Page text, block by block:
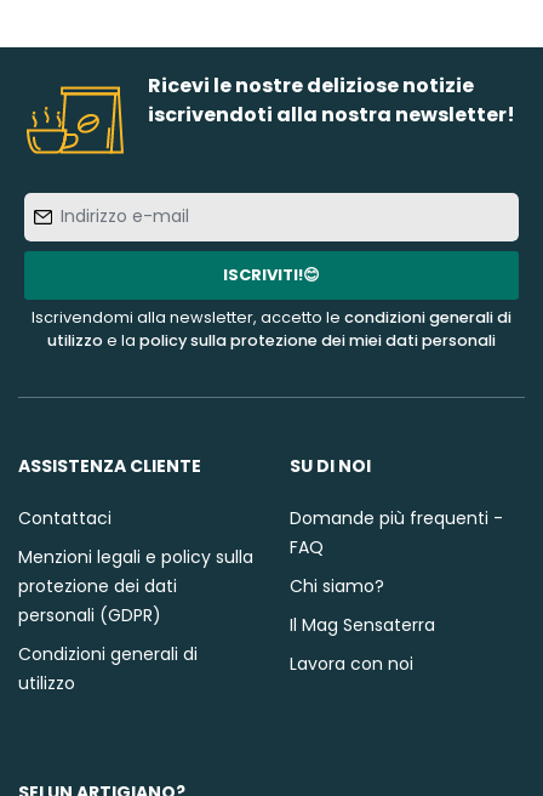
Ricevi le nostre deliziose notizie
iscrivendoti alla nostra newsletter!
e-
mail
ISCRIVITI!😊
Iscrivendomi alla newsletter, accetto le condizioni generali di
utilizzoe la policy sulla protezione dei miei dati personali
ASSISTENZA CLIENTE
Contattaci
Menzioni legali e policy sulla
protezione dei dati
personali (GDPR)
Condizioni generali di
utilizzo
SU DI NOI
Domande più frequenti -
FAQ
Chi siamo?
Il Mag Sensaterra
Lavora con noi